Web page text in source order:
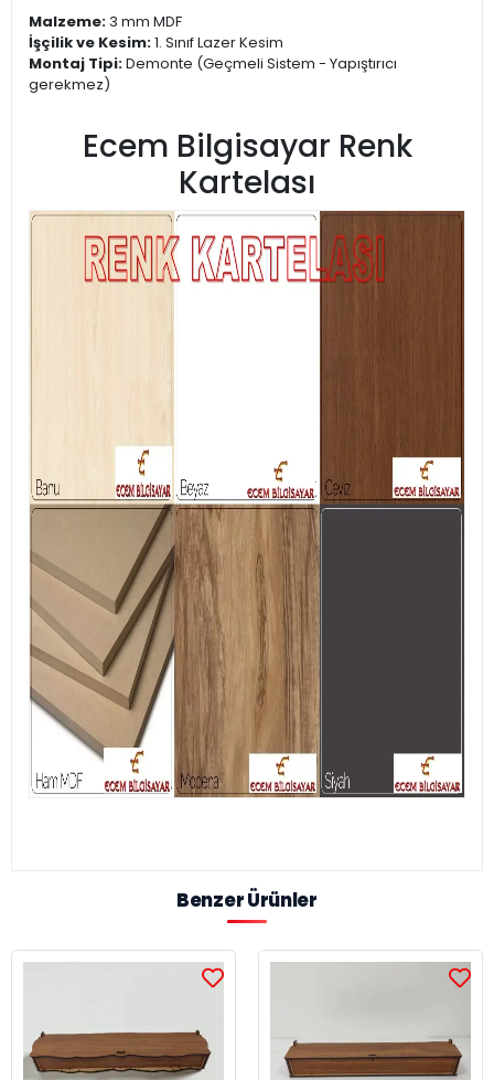
Malzeme:3 mm MDF
İşçilik ve Kesim:1. Sınıf Lazer Kesim
Montaj Tipi:Demonte (Geçmeli Sistem - Yapıştırıcı
gerekmez)
Ecem Bilgisayar Renk
Kartelası
Benzer Ürünler